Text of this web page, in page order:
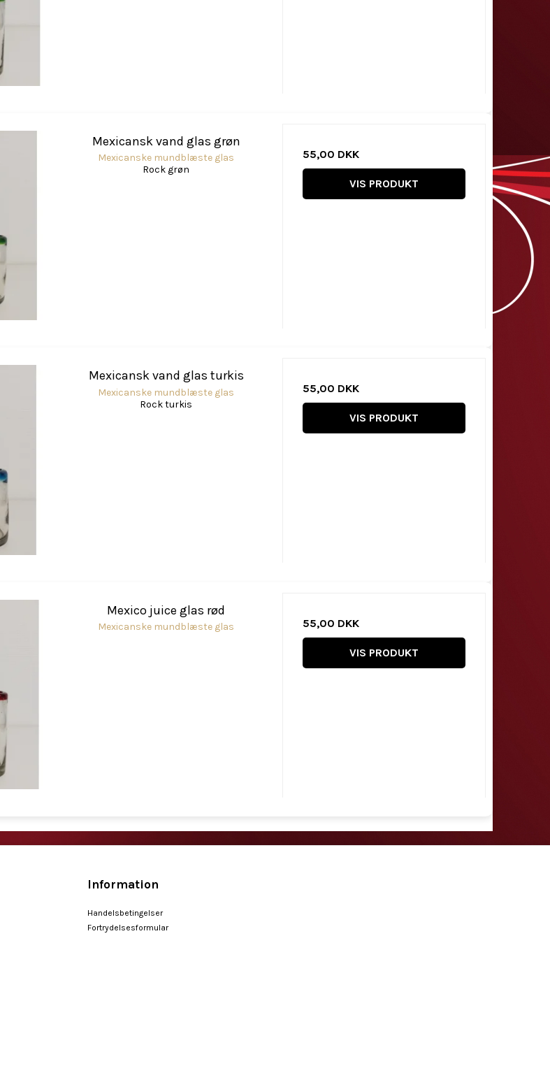
Mexicansk vand glas grøn
Mexicanske mundblæste glas
Rock grøn
55,00 DKK
VIS PRODUKT
Mexicansk vand glas turkis
Mexicanske mundblæste glas
Rock turkis
55,00 DKK
VIS PRODUKT
Mexico juice glas rød
Mexicanske mundblæste glas 55,00 DKK
VIS PRODUKT
Information
Handelsbetingelser
Fortrydelsesformular